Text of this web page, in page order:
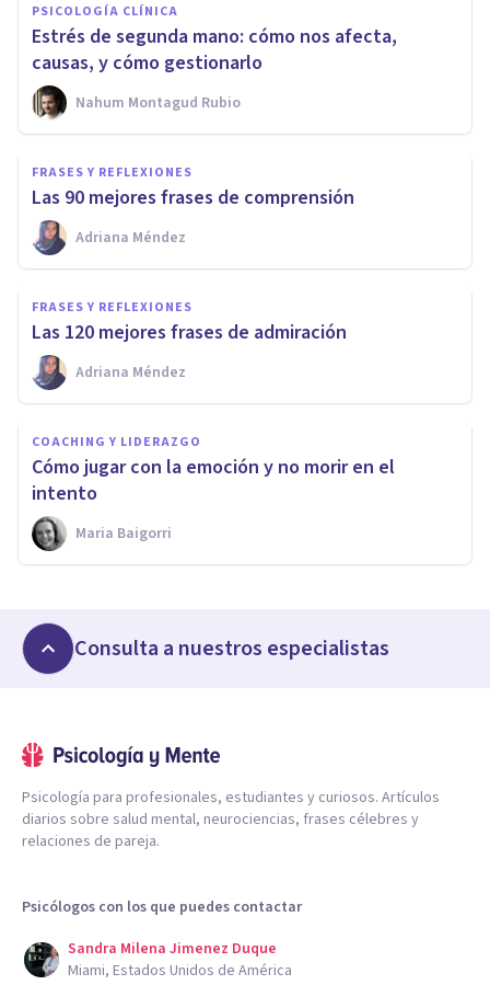
PSICOLOGÍA CLÍNICA
Estrés de segunda mano: cómo nos afecta,
causas, y cómo gestionarlo
Nahum Montagud Rubio
FRASES Y REFLEXIONES
Las 90 mejores frases de comprensión
Adriana Méndez
FRASES Y REFLEXIONES
Las 120 mejores frases de admiración
Adriana Méndez
COACHING Y LIDERAZGO
Cómo jugar con la emoción y no morir en el
intento
Maria Baigorri
Consulta a nuestros especialistas
Psicología para profesionales, estudiantes y curiosos. Artículos
diarios sobre salud mental, neurociencias, frases célebres y
relaciones de pareja.
Psicólogos con los que puedes contactar
Sandra Milena Jimenez Duque
Miami, Estados Unidos de América